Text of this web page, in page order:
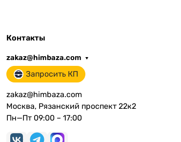
Контакты
zakaz@himbaza.com
Запросить КП
zakaz@himbaza.com
Москва, Рязанский проспект 22к2
Пн—Пт 09:00 – 17:00